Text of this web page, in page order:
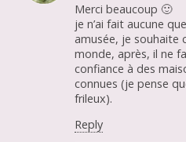
Merci beaucoup 🙂
je n’ai fait aucune
amusée, je souhaite
monde, après, il ne
confiance à des
connues (je pense
frileux).
Reply